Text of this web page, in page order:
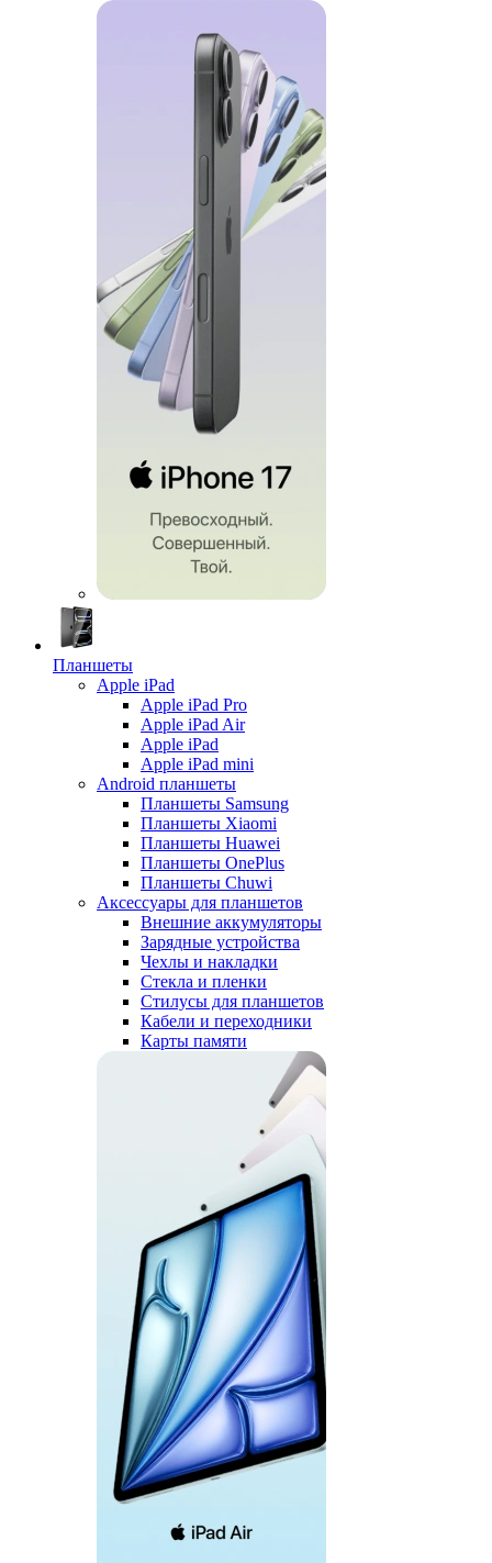
Планшеты
Apple iPad
Apple iPad Pro
Apple iPad Air
Apple iPad
Apple iPad mini
Android планшеты
Планшеты Samsung
Планшеты Xiaomi
Планшеты Huawei
Планшеты OnePlus
Планшеты Chuwi
Аксессуары для планшетов
Внешние аккумуляторы
Зарядные устройства
Чехлы и накладки
Стекла и пленки
Стилусы для планшетов
Кабели и переходники
Карты памяти